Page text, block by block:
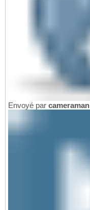
Envoyé par cameraman